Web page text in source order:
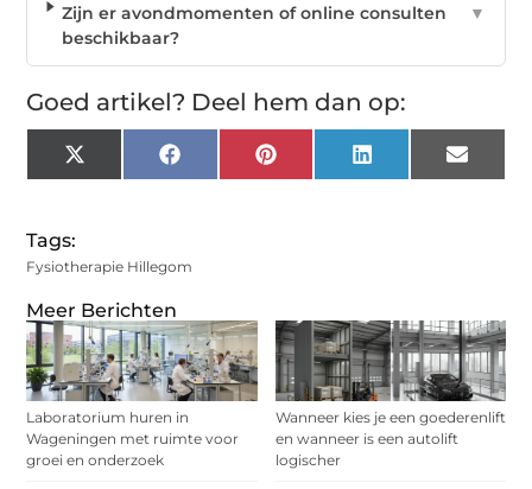
Meer Berichten
Laboratorium huren in
Wageningen met ruimte voor
groei en onderzoek
Wanneer kies je een goederenlift
en wanneer is een autolift
logischer
Zijn er avondmomenten of online consulten
beschikbaar?
▼
Goed artikel? Deel hem dan op:
X
(Twitter)
Facebook Pinterest LinkedIn Email
Tags:
Fysiotherapie Hillegom